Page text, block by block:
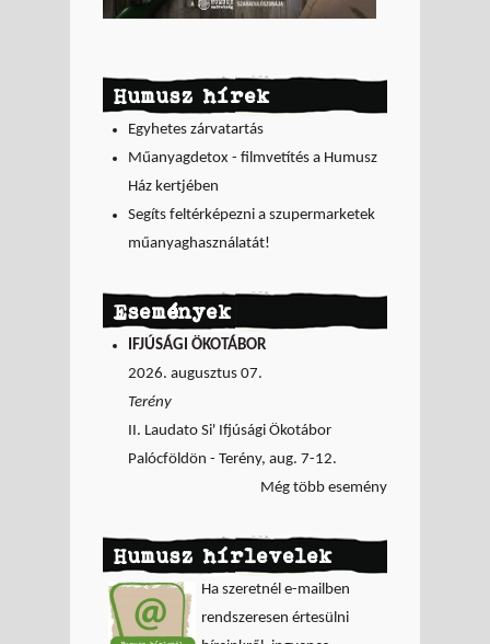
Humusz hírek
Egyhetes zárvatartás
Műanyagdetox - filmvetítés a Humusz
Ház kertjében
Segíts feltérképezni a szupermarketek
műanyaghasználatát!
Események
IFJÚSÁGI ÖKOTÁBOR
2026. augusztus 07.
Terény
II. Laudato Si' Ifjúsági Ökotábor
Palócföldön - Terény, aug. 7-12.
Még több esemény
Humusz hírlevelek
Ha szeretnél e-mailben
rendszeresen értesülni